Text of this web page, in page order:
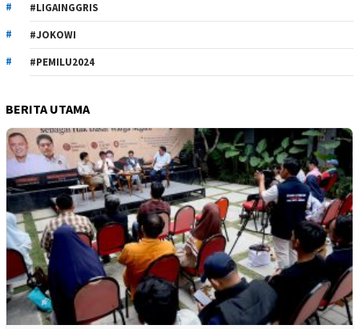
#LIGAINGGRIS
#JOKOWI
#PEMILU2024
BERITA UTAMA